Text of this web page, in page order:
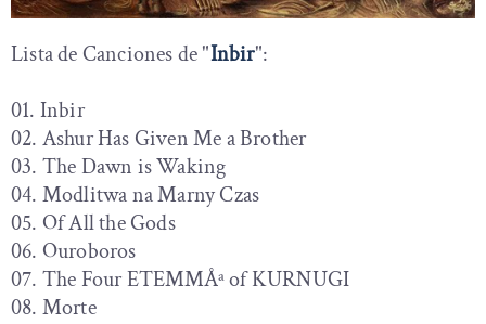
Lista de Canciones de "Inbir":
01. Inbir
02. Ashur Has Given Me a Brother
03. The Dawn is Waking
04. Modlitwa na Marny Czas
05. Of All the Gods
06. Ouroboros
07. The Four ETEMMÅª of KURNUGI
08. Morte